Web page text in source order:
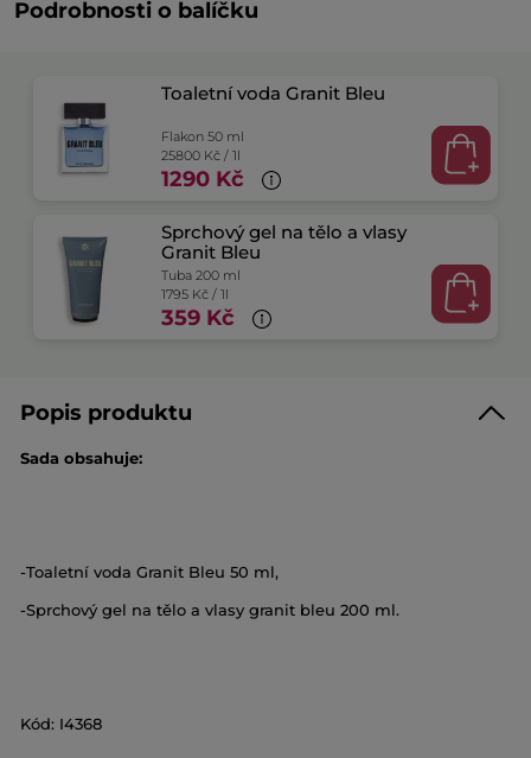
Podrobnosti o balíčku
Toaletní voda Granit Bleu
Flakon 50 ml
25800 Kč / 1l
1290 Kč
Sprchový gel na tělo a vlasy
Granit Bleu
Tuba 200 ml
1795 Kč / 1l
359 Kč
Popis produktu
Sada obsahuje:
-Toaletní voda Granit Bleu 50 ml,
-Sprchový gel na tělo a vlasy granit bleu 200 ml.
Kód: I4368